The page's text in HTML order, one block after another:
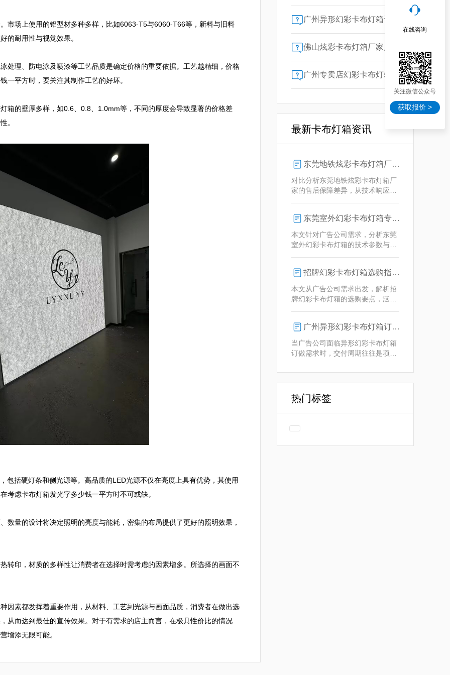
市场上使用的铝型材多种多样，比如6063-T5与6060-T66等，新料与旧料
的耐用性与视觉效果。
处理、防电泳及喷漆等工艺品质是确定价格的重要依据。工艺越精细，价格
一平方时，要关注其制作工艺的好坏。
箱的壁厚多样，如0.6、0.8、1.0mm等，不同的厚度会导致显著的价格差
。
包括硬灯条和侧光源等。高品质的LED光源不仅在亮度上具有优势，其使用
考虑卡布灯箱发光字多少钱一平方时不可或缺。
数量的设计将决定照明的亮度与能耗，密集的布局提供了更好的照明效果，
转印，材质的多样性让消费者在选择时需考虑的因素增多。所选择的画面不
因素都发挥着重要作用，从材料、工艺到光源与画面品质，消费者在做出选
从而达到最佳的宣传效果。对于有需求的店主而言，在极具性价比的情况
增添无限可能。
广州专卖店幻彩卡布灯箱选购指南：一位广告总监的售后保障启示录
最新卡布灯箱资讯
东莞地铁炫彩卡布灯箱厂家售后保障对比指南：广告公司选型核心要素解析
对比分析东莞地铁炫彩卡布灯箱厂
家的售后保障差异，从技术响应、
在动态效果与全天候耐用性上的专
业解决方案。
东莞室外幻彩卡布灯箱专业供应商技术解析
本文针对广告公司需求，分析东莞
室外幻彩卡布灯箱的技术参数与定
招牌幻彩卡布灯箱选购指南：广州广告公司专业视角
本文从广告公司需求出发，解析招
牌幻彩卡布灯箱的选购要点，涵盖
户提供专业解决方案。
广州异形幻彩卡布灯箱订做：广告人必看的交付周期决策指南
当广告公司面临异形幻彩卡布灯箱
订做需求时，交付周期往往是项目
过技术预配与柔性生产体系，将定
制周期压缩至行业领先水平？
热门标签
在线咨询
关注微信公众号
获取报价 >